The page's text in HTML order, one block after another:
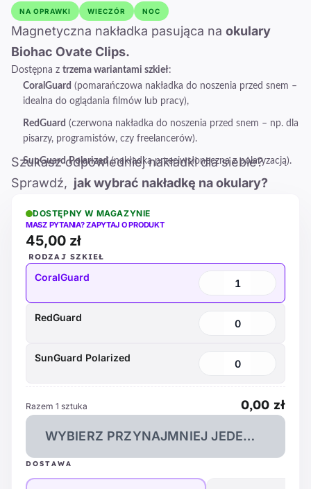
NA OPRAWKI WIECZÓR NOC
Magnetyczna nakładka pasująca na okulary
Biohac Ovate Clips.
Dostępna z trzema wariantami szkieł:
CoralGuard (pomarańczowa nakładka do noszenia przed snem –
idealna do oglądania filmów lub pracy),
RedGuard (czerwona nakładka do noszenia przed snem – np. dla
pisarzy, programistów, czy freelancerów).
SunGuard Polarized(nakładka przeciwsłoneczna z polaryzacją).
Szukasz odpowiedniej nakładki dla siebie?
Sprawdź, jak wybrać nakładkę na okulary?
DOSTĘPNY W MAGAZYNIE
MASZ PYTANIA? ZAPYTAJ O PRODUKT
45,00 zł
RODZAJ SZKIEŁ
CoralGuard 1
RedGuard 0
SunGuard Polarized 0
Razem 1 sztuka 0,00 zł
WYBIERZ PRZYNAJMNIEJ JEDEN
DOSTAWA